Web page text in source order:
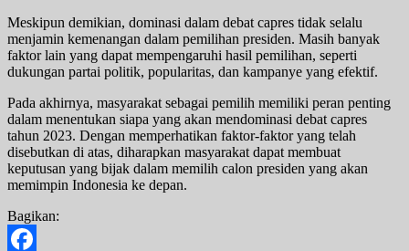
Meskipun demikian, dominasi dalam debat capres tidak selalu
menjamin kemenangan dalam pemilihan presiden. Masih banyak
faktor lain yang dapat mempengaruhi hasil pemilihan, seperti
dukungan partai politik, popularitas, dan kampanye yang efektif.
Pada akhirnya, masyarakat sebagai pemilih memiliki peran penting
dalam menentukan siapa yang akan mendominasi debat capres
tahun 2023. Dengan memperhatikan faktor-faktor yang telah
disebutkan di atas, diharapkan masyarakat dapat membuat
keputusan yang bijak dalam memilih calon presiden yang akan
memimpin Indonesia ke depan.
Bagikan: